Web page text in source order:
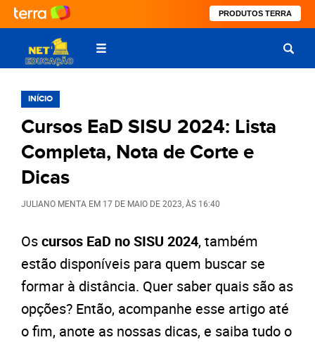
PRODUTOS TERRA
INÍCIO
Cursos EaD SISU 2024: Lista
Completa, Nota de Corte e
Dicas
JULIANO MENTA EM 17 DE MAIO DE 2023 , ÀS 16:40
Oscursos EaD no SISU 2024, também
estão disponíveis para quem buscar se
formar à distância. Quer saber quais são as
opções? Então, acompanhe esse artigo até
o fim, anote as nossas dicas, e saiba tudo o